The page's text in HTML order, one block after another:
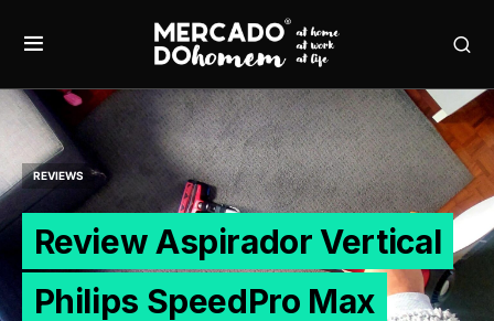
REVIEWS
Review Aspirador Vertical
Philips SpeedPro Max